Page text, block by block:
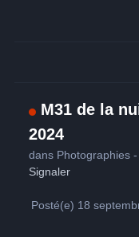
M31 de la
2024
dans Photographies
Signaler
Posté(e) 18